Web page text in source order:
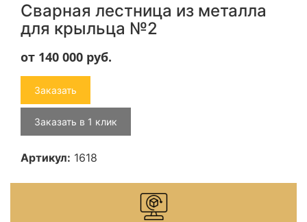
Сварная лестница из металла
для крыльца №2
от 140 000 руб.
Заказать
Заказать в 1 клик
Артикул: 1618